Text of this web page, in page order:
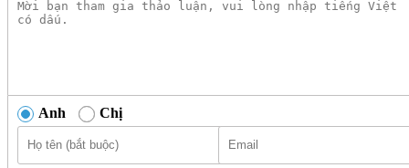
Thiết kế vành kín thuận tiện vệ sinh hàng ngày, giữ cho khu
đồng bộ tạo dòng nước xoáy mạnh, duy trì hiệu suất làm
sạch cao và giảm thiểu tối đa vết bẩn bám lại trên bề mặt.
Anh Chị